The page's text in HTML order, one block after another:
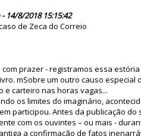
14/8/2018 15:15:42
de Zeca do Correio
com prazer - registramos essa
mSobre um outro causo
e carteiro nas horas vagas...
os limites do imaginário,
participou. Antes da publicação do
com os ouvintes – ou mais -
a confirmação de fatos